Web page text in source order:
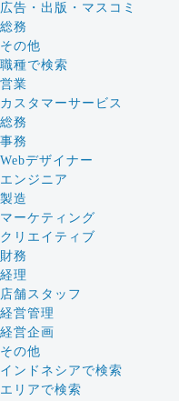
広告・出版・マスコミ
総務
その他
職種で検索
営業
カスタマーサービス
総務
事務
Webデザイナー
エンジニア
製造
マーケティング
クリエイティブ
財務
経理
店舗スタッフ
経営管理
経営企画
その他
インドネシアで検索
エリアで検索